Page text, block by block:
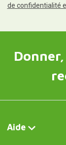
de confidentialité
Aide